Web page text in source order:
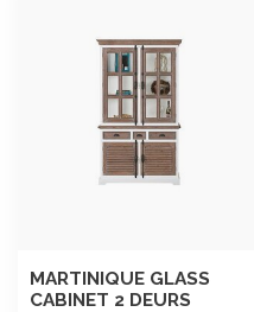
MARTINIQUE GLASS
CABINET 2 DEURS